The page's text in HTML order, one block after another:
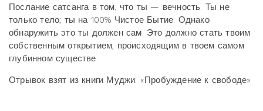
Послание сатсанга в том, что ты — вечность. Ты не
только тело; ты на 100% Чистое Бытие. Однако
обнаружить это ты должен сам. Это должно стать твоим
собственным открытием, происходящим в твоем самом
глубинном существе.
Отрывок взят из книги Муджи: «Пробуждение к свободе»